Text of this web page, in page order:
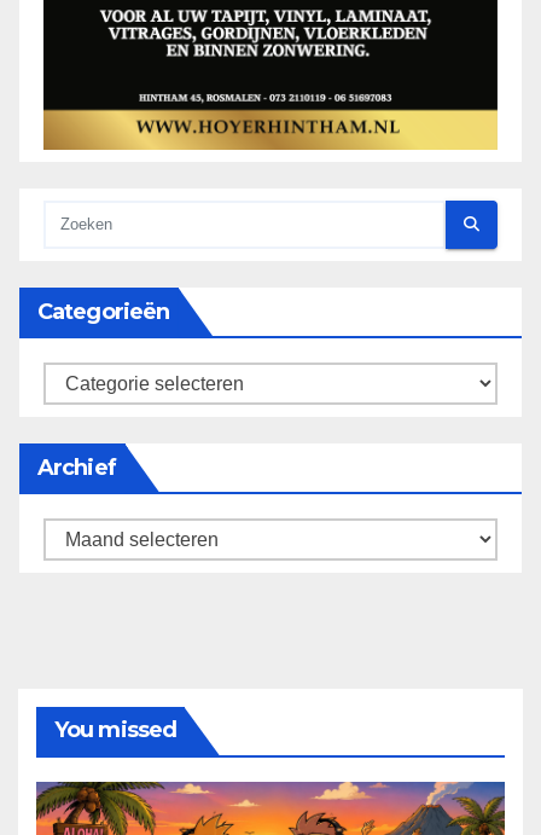
Categorieën
categorieën
Archief
Archief
You missed